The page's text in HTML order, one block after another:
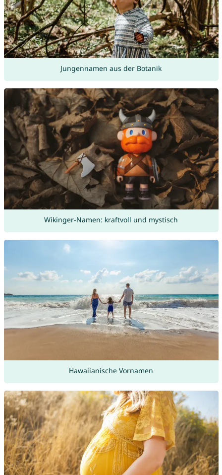
Jungennamen aus der Botanik
Wikinger-Namen: kraftvoll und mystisch
Hawaiianische Vornamen